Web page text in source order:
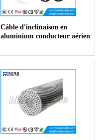
Câble d'inclinaison en
aluminium conducteur aérien